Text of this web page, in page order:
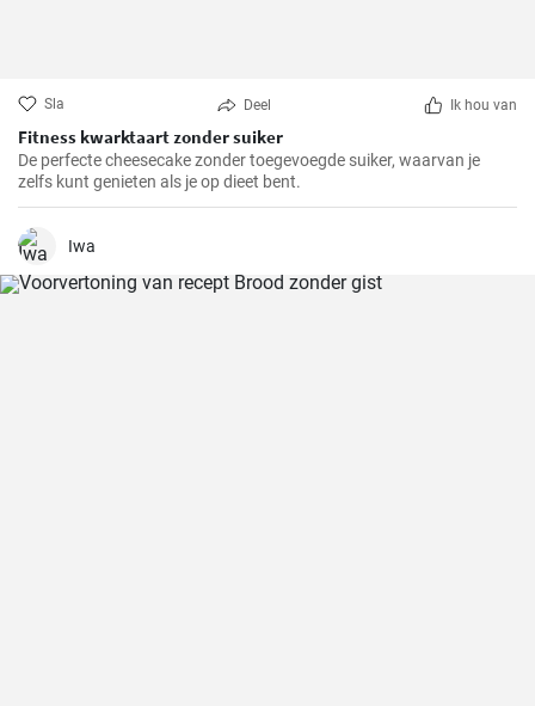
Sla Deel Ik hou van
Fitness kwarktaart zonder suiker
De perfecte cheesecake zonder toegevoegde suiker, waarvan je
zelfs kunt genieten als je op dieet bent.
Iwa